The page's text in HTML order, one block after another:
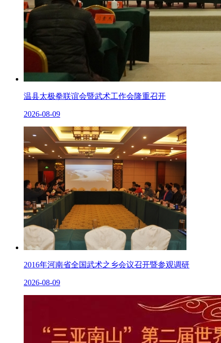
温县太极拳联谊会暨武术工作会隆重召开
2026-08-09
2016年河南省全国武术之乡会议召开暨参观调研
2026-08-09